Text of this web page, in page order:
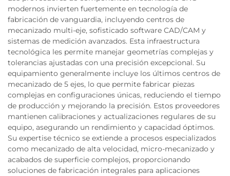
modernos invierten fuertemente en tecnología de
fabricación de vanguardia, incluyendo centros de
mecanizado multi-eje, sofisticado software CAD/CAM y
sistemas de medición avanzados. Esta infraestructura
tecnológica les permite manejar geometrías complejas y
tolerancias ajustadas con una precisión excepcional. Su
equipamiento generalmente incluye los últimos centros de
mecanizado de 5 ejes, lo que permite fabricar piezas
complejas en configuraciones únicas, reduciendo el tiempo
de producción y mejorando la precisión. Estos proveedores
mantienen calibraciones y actualizaciones regulares de su
equipo, asegurando un rendimiento y capacidad óptimos.
Su expertise técnico se extiende a procesos especializados
como mecanizado de alta velocidad, micro-mecanizado y
acabados de superficie complejos, proporcionando
soluciones de fabricación integrales para aplicaciones